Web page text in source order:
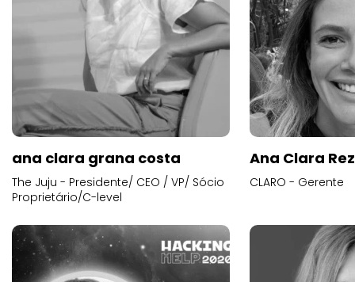
ana clara grana costa
The Juju - Presidente/ CEO / VP/ Sócio
Proprietário/C-level
Ana Clara
CLARO - Gerente